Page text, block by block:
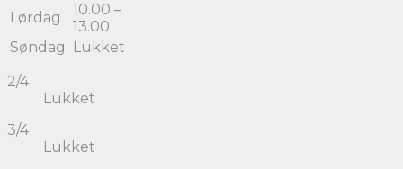
Lørdag
10.00 –
13.00
Søndag
Lukket
2/4
Lukket
3/4
Lukket